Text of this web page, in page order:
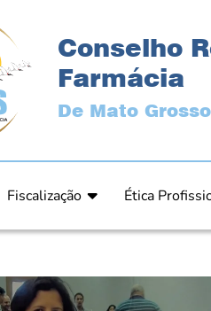
Conselho
Farmácia
De Mato
Fiscalização
Orientação
Processos Fiscais
Ética
Comunicado
Resultado de